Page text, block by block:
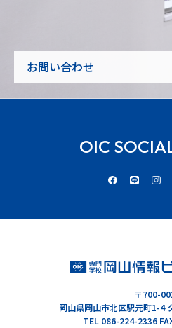
お問い合わせ
OIC
〒700-
岡山県岡山市北区駅元町1-4
TEL 086-224-2336